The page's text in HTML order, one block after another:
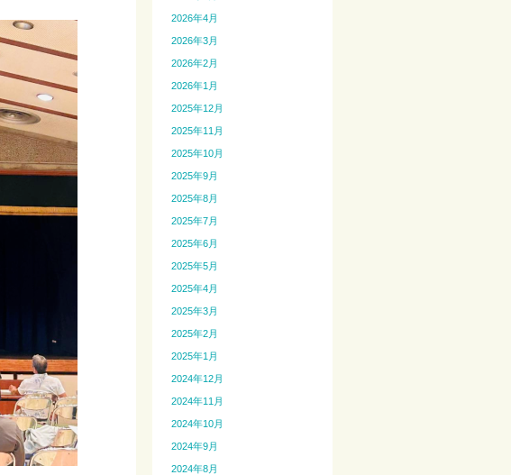
2026年4月
2026年3月
2026年2月
2026年1月
2025年12月
2025年11月
2025年10月
2025年9月
2025年8月
2025年7月
2025年6月
2025年5月
2025年4月
2025年3月
2025年2月
2025年1月
2024年12月
2024年11月
2024年10月
2024年9月
2024年8月